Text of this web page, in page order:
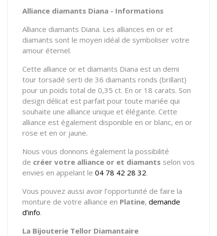
Alliance diamants Diana - Informations
Alliance diamants Diana. Les alliances en or et
diamants sont le moyen idéal de symboliser votre
amour éternel.
Cette alliance or et diamants Diana est un demi
tour torsadé serti de 36 diamants ronds (brillant)
pour un poids total de 0,35 ct. En or 18 carats. Son
design délicat est parfait pour toute mariée qui
souhaite une alliance unique et élégante. Cette
alliance est également disponible en or blanc, en or
rose et en or jaune.
Nous vous donnons également la possibilité
de créer votre alliance or et diamants selon vos
envies en appelant le 04 78 42 28 32.
Vous pouvez aussi avoir l’opportunité de faire la
monture de votre alliance en Platine, demande
d’info.
La Bijouterie Tellor Diamantaire